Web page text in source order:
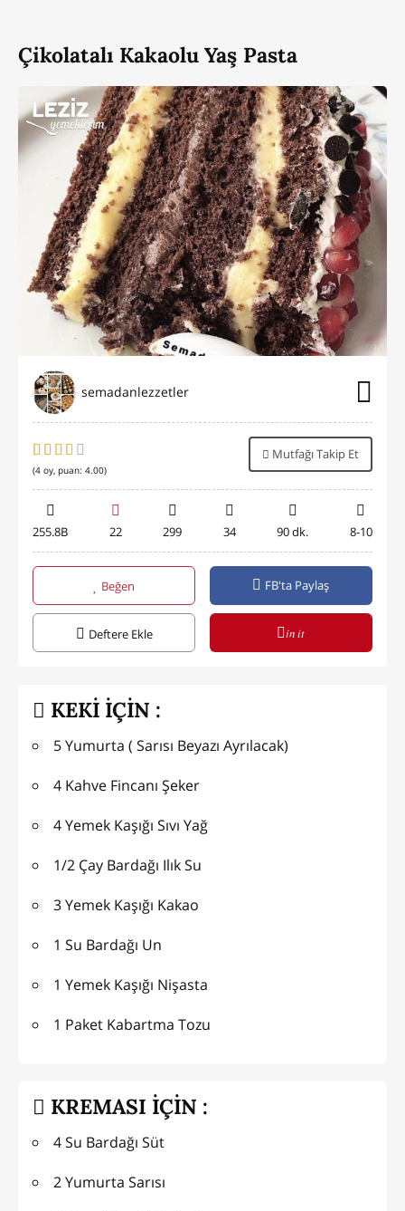
Çikolatalı Kakaolu Yaş Pasta
semadanlezzetler
(4 oy, puan: 4.00)
Mutfağı Takip Et
255.8B 22 299 34 90 dk. 8-10
Beğen FB'ta Paylaş
Deftere Ekle in it
KEKİ İÇİN :
5 Yumurta ( Sarısı Beyazı Ayrılacak)
4 Kahve Fincanı Şeker
4 Yemek Kaşığı Sıvı Yağ
1/2 Çay Bardağı Ilık Su
3 Yemek Kaşığı Kakao
1 Su Bardağı Un
1 Yemek Kaşığı Nişasta
1 Paket Kabartma Tozu
KREMASI İÇİN :
4 Su Bardağı Süt
2 Yumurta Sarısı